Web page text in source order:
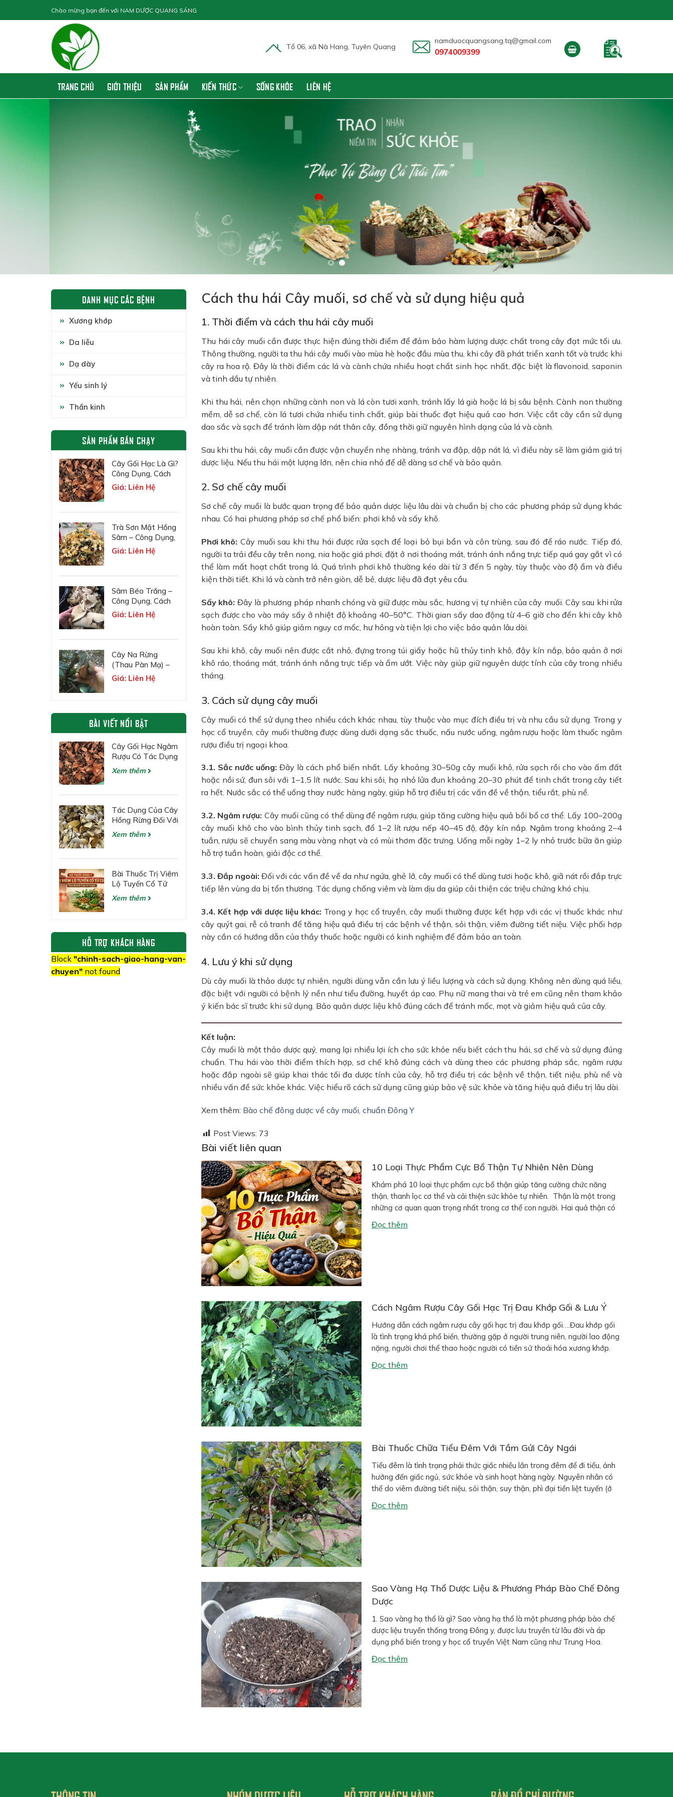
to
Chào mừng bạn đến với NAM DƯỢC QUANG SÁNG
Tổ 06, xã Nà Hang, Tuyên Quang
namduocquangsang.tq@gmail.com
0974009399
TRANG CHỦ GIỚI THIỆU SẢN PHẨM KIẾN THỨC SỐNG KHỎE LIÊN HỆ
Cách thu hái Cây muối, sơ chế và sử dụng hiệu quả
1. Thời điểm và cách thu hái cây muối
Thu hái cây muối cần được thực hiện đúng thời điểm để đảm bảo hàm lượng dược chất trong cây đạt mức tối ưu.
Thông thường, người ta thu hái cây muối vào mùa hè hoặc đầu mùa thu, khi cây đã phát triển xanh tốt và trước khi
cây ra hoa rộ. Đây là thời điểm các lá và cành chứa nhiều hoạt chất sinh học nhất, đặc biệt là flavonoid, saponin
và tinh dầu tự nhiên.
Khi thu hái, nên chọn những cành non và lá còn tươi xanh, tránh lấy lá già hoặc lá bị sâu bệnh. Cành non thường
mềm, dễ sơ chế, còn lá tươi chứa nhiều tinh chất, giúp bài thuốc đạt hiệu quả cao hơn. Việc cắt cây cần sử dụng
dao sắc và sạch để tránh làm dập nát thân cây, đồng thời giữ nguyên hình dạng của lá và cành.
Sau khi thu hái, cây muối cần được vận chuyển nhẹ nhàng, tránh va đập, dập nát lá, vì điều này sẽ làm giảm giá trị
dược liệu. Nếu thu hái một lượng lớn, nên chia nhỏ để dễ dàng sơ chế và bảo quản.
2. Sơ chế cây muối
Sơ chế cây muối là bước quan trọng để bảo quản dược liệu lâu dài và chuẩn bị cho các phương pháp sử dụng khác
nhau. Có hai phương pháp sơ chế phổ biến: phơi khô và sấy khô.
Phơi khô: Cây muối sau khi thu hái được rửa sạch để loại bỏ bụi bẩn và côn trùng, sau đó để ráo nước. Tiếp đó,
người ta trải đều cây trên nong, nia hoặc giá phơi, đặt ở nơi thoáng mát, tránh ánh nắng trực tiếp quá gay gắt vì có
thể làm mất hoạt chất trong lá. Quá trình phơi khô thường kéo dài từ 3 đến 5 ngày, tùy thuộc vào độ ẩm và điều
kiện thời tiết. Khi lá và cành trở nên giòn, dễ bẻ, dược liệu đã đạt yêu cầu.
Sấy khô: Đây là phương pháp nhanh chóng và giữ được màu sắc, hương vị tự nhiên của cây muối. Cây sau khi rửa
sạch được cho vào máy sấy ở nhiệt độ khoảng 40–50°C. Thời gian sấy dao động từ 4–6 giờ cho đến khi cây khô
hoàn toàn. Sấy khô giúp giảm nguy cơ mốc, hư hỏng và tiện lợi cho việc bảo quản lâu dài.
Sau khi khô, cây muối nên được cắt nhỏ, đựng trong túi giấy hoặc hũ thủy tinh khô, đậy kín nắp, bảo quản ở nơi
khô ráo, thoáng mát, tránh ánh nắng trực tiếp và ẩm ướt. Việc này giúp giữ nguyên dược tính của cây trong nhiều
tháng.
3. Cách sử dụng cây muối
Cây muối có thể sử dụng theo nhiều cách khác nhau, tùy thuộc vào mục đích điều trị và nhu cầu sử dụng. Trong y
học cổ truyền, cây muối thường được dùng dưới dạng sắc thuốc, nấu nước uống, ngâm rượu hoặc làm thuốc ngâm
rượu điều trị ngoại khoa.
3.1. Sắc nước uống: Đây là cách phổ biến nhất. Lấy khoảng 30–50g cây muối khô, rửa sạch rồi cho vào ấm đất
hoặc nồi sứ, đun sôi với 1–1,5 lít nước. Sau khi sôi, hạ nhỏ lửa đun khoảng 20–30 phút để tinh chất trong cây tiết
ra hết. Nước sắc có thể uống thay nước hàng ngày, giúp hỗ trợ điều trị các vấn đề về thận, tiểu rắt, phù nề.
3.2. Ngâm rượu: Cây muối cũng có thể dùng để ngâm rượu, giúp tăng cường hiệu quả bồi bổ cơ thể. Lấy 100–200g
cây muối khô cho vào bình thủy tinh sạch, đổ 1–2 lít rượu nếp 40–45 độ, đậy kín nắp. Ngâm trong khoảng 2–4
tuần, rượu sẽ chuyển sang màu vàng nhạt và có mùi thơm đặc trưng. Uống mỗi ngày 1–2 ly nhỏ trước bữa ăn giúp
hỗ trợ tuần hoàn, giải độc cơ thể.
3.3. Đắp ngoài: Đối với các vấn đề về da như ngứa, ghẻ lở, cây muối có thể dùng tươi hoặc khô, giã nát rồi đắp trực
tiếp lên vùng da bị tổn thương. Tác dụng chống viêm và làm dịu da giúp cải thiện các triệu chứng khó chịu.
3.4. Kết hợp với dược liệu khác: Trong y học cổ truyền, cây muối thường được kết hợp với các vị thuốc khác như
cây quýt gai, rễ cỏ tranh để tăng hiệu quả điều trị các bệnh về thận, sỏi thận, viêm đường tiết niệu. Việc phối hợp
này cần có hướng dẫn của thầy thuốc hoặc người có kinh nghiệm để đảm bảo an toàn.
4. Lưu ý khi sử dụng
Dù cây muối là thảo dược tự nhiên, người dùng vẫn cần lưu ý liều lượng và cách sử dụng. Không nên dùng quá liều,
đặc biệt với người có bệnh lý nền như tiểu đường, huyết áp cao. Phụ nữ mang thai và trẻ em cũng nên tham khảo
ý kiến bác sĩ trước khi sử dụng. Bảo quản dược liệu khô đúng cách để tránh mốc, mọt và giảm hiệu quả của cây.
Kết luận:
Cây muối là một thảo dược quý, mang lại nhiều lợi ích cho sức khỏe nếu biết cách thu hái, sơ chế và sử dụng đúng
chuẩn. Thu hái vào thời điểm thích hợp, sơ chế khô đúng cách và dùng theo các phương pháp sắc, ngâm rượu
hoặc đắp ngoài sẽ giúp khai thác tối đa dược tính của cây, hỗ trợ điều trị các bệnh về thận, tiết niệu, phù nề và
nhiều vấn đề sức khỏe khác. Việc hiểu rõ cách sử dụng cũng giúp bảo vệ sức khỏe và tăng hiệu quả điều trị lâu dài.
Xem thêm: Bào chế đông dược về cây muối, chuẩn Đông Y
Post Views: 73
Bài viết liên quan
10 Loại Thực Phẩm Cực Bổ Thận Tự Nhiên Nên Dùng
Khám phá 10 loại thực phẩm cực bổ thận giúp tăng cường chức năng
thận, thanh lọc cơ thể và cải thiện sức khỏe tự nhiên. Thận là một trong
những cơ quan quan trọng nhất trong cơ thể con người. Hai quả thận có
nhiệm vụ lọc máu, đào thải độc tố, cân bằng […]
Đọc thêm
Cách Ngâm Rượu Cây Gối Hạc Trị Đau Khớp Gối & Lưu Ý
Hướng dẫn cách ngâm rượu cây gối hạc trị đau khớp gối….Đau khớp gối
là tình trạng khá phổ biến, thường gặp ở người trung niên, người lao động
nặng, người chơi thể thao hoặc người có tiền sử thoái hóa xương khớp.
Bên cạnh các phương pháp hiện đại, nhiều người vẫn tin dùng […]
Đọc thêm
Bài Thuốc Chữa Tiểu Đêm Với Tầm Gửi Cây Ngái
Tiểu đêm là tình trạng phải thức giấc nhiều lần trong đêm để đi tiểu, ảnh
hưởng đến giấc ngủ, sức khỏe và sinh hoạt hàng ngày. Nguyên nhân có
thể do viêm đường tiết niệu, sỏi thận, suy thận, phì đại tiền liệt tuyến (ở
nam giới), hoặc thói quen sinh hoạt như uống […]
Đọc thêm
Sao Vàng Hạ Thổ Dược Liệu & Phương Pháp Bào Chế Đông
Dược
1. Sao vàng hạ thổ là gì? Sao vàng hạ thổ là một phương pháp bào chế
dược liệu truyền thống trong Đông y, được lưu truyền từ lâu đời và áp
dụng phổ biến trong y học cổ truyền Việt Nam cũng như Trung Hoa.
Phương pháp này bao gồm hai công đoạn chính: […]
Đọc thêm
DANH MỤC CÁC BỆNH
Xương khớp
Da liễu
Dạ dày
Yếu sinh lý
Thần kinh
SẢN PHẨM BÁN CHẠY
Cây Gối Hạc Là Gì?
Công Dụng, Cách
Dùng, Liều Lượng
Giá: Liên Hệ
Trà Sơn Mật Hồng
Sâm – Công Dụng,
Giá Bán & Cách
Giá: Liên Hệ
Sâm Béo Trắng –
Công Dụng, Cách
Dùng & Lưu Ý Khi
Giá: Liên Hệ
Cây Na Rừng
(Thau Pàn Mạ) –
Thảo Dược Quý
Của Núi Rừng
Giá: Liên Hệ
BÀI VIẾT NỔI BẬT
Cây Gối Hạc Ngâm
Rượu Có Tác Dụng
Gì?
Xem thêm
Tác Dụng Của Cây
Hồng Rừng Đối Với
Các Bệnh Về Gan
Xem thêm
Bài Thuốc Trị Viêm
Lộ Tuyến Cổ Tử
Cung Theo Đông Y
Xem thêm
HỖ TRỢ KHÁCH HÀNG
Block "chinh-sach-giao-hang-van-
chuyen" not found